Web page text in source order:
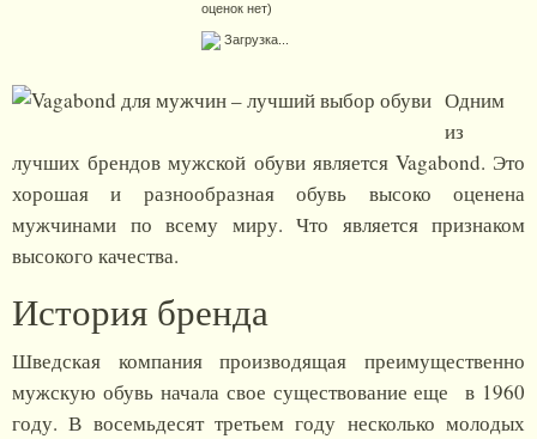
оценок нет)
Загрузка...
Одним
из
лучших брендов мужской обуви является Vagabond. Это
хорошая и разнообразная обувь высоко оценена
мужчинами по всему миру. Что является признаком
высокого качества.
История бренда
Шведская компания производящая преимущественно
мужскую обувь начала свое существование еще в 1960
году. В восемьдесят третьем году несколько молодых